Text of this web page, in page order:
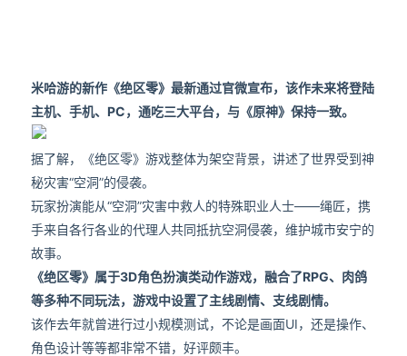
米哈游的新作《绝区零》最新通过官微宣布， 该作未来将登陆
主机、手机、PC，通吃三大平台，与《原神》保持一致。
据了解，《绝区零》游戏整体为架空背景，讲述了世界受到神
秘灾害“空洞”的侵袭。
玩家扮演能从“空洞”灾害中救人的特殊职业人士——绳匠，携
手来自各行各业的代理人共同抵抗空洞侵袭，维护城市安宁的
故事。
《绝区零》属于3D角色扮演类动作游戏，融合了RPG、肉鸽
等多种不同玩法，游戏中设置了主线剧情、支线剧情。
该作去年就曾进行过小规模测试，不论是画面UI，还是操作、
角色设计等等都非常不错，好评颇丰。